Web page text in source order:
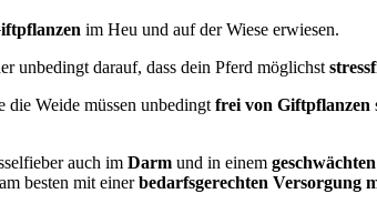
im Heu und auf der Wiese erwiesen.
unbedingt darauf, dass dein Pferd möglichst
die Weide müssen unbedingt frei von Giftpflanzen
auch im Darm und in einem
besten mit einerbedarfsgerechten Versorgung